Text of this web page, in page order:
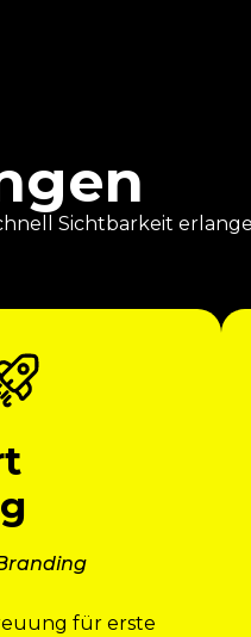
Sichtbarkeit
für erste